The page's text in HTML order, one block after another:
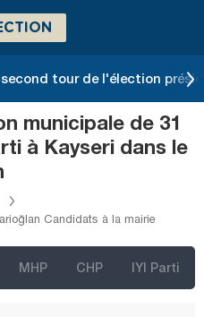
second tour de l'élection
municipale de 31
à Kayseri dans le
Candidats à la mairie
MHP CHP IYI Parti